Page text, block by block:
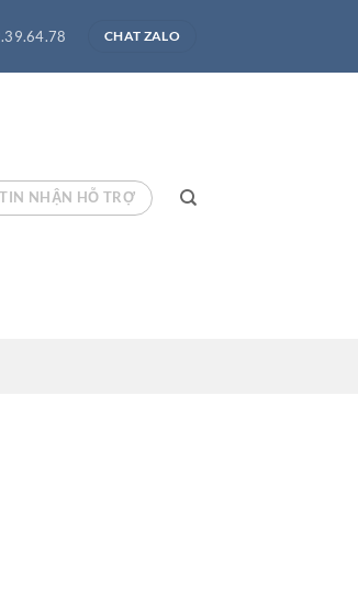
CHAT ZALO
NHẬN HỖ TRỢ